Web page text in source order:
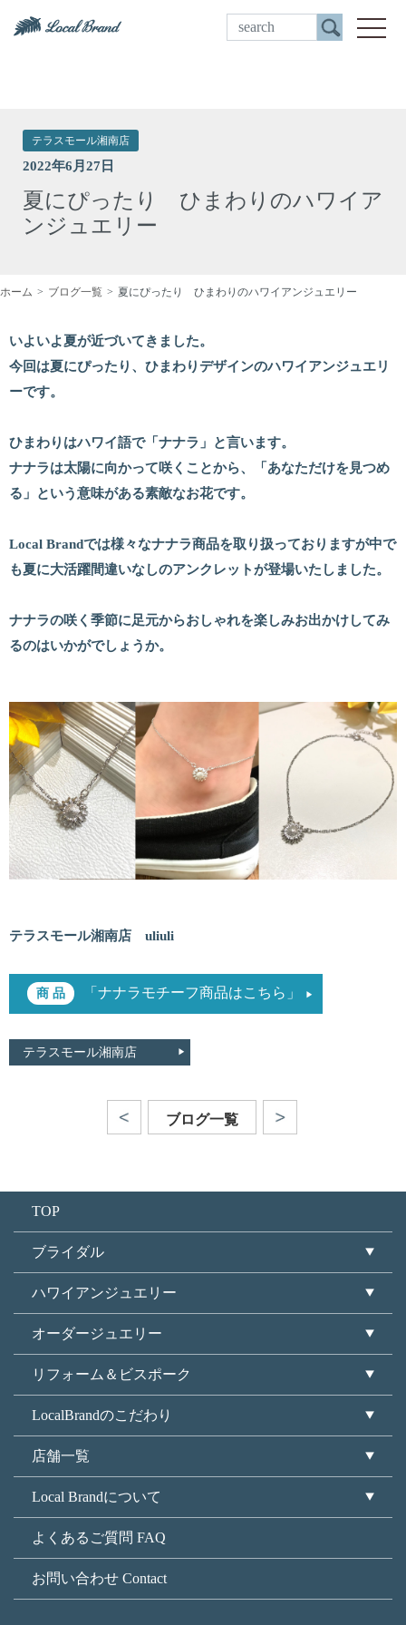
ご来店予約
テラスモール湘南店
2022年6月27日
夏にぴったり ひまわりのハワイア
ンジュエリー
ホーム ブログ一覧 夏にぴったり ひまわりのハワイアンジュエリー
いよいよ夏が近づいてきました。
今回は夏にぴったり、ひまわりデザインのハワイアンジュエリ
ーです。
ひまわりはハワイ語で「ナナラ」と言います。
ナナラは太陽に向かって咲くことから、「あなただけを見つめ
る」という意味がある素敵なお花です。
Local Brandでは様々なナナラ商品を取り扱っておりますが中で
も夏に大活躍間違いなしのアンクレットが登場いたしました。
ナナラの咲く季節に足元からおしゃれを楽しみお出かけしてみ
るのはいかがでしょうか。
テラスモール湘南店 uliuli
「ナナラモチーフ商品はこちら」
テラスモール湘南店
ブログ一覧
TOP
ブライダル
ハワイアンジュエリー
オーダージュエリー
リフォーム＆ビスポーク
LocalBrandのこだわり
店舗一覧
Local Brandについて
よくあるご質問 FAQ
お問い合わせ Contact